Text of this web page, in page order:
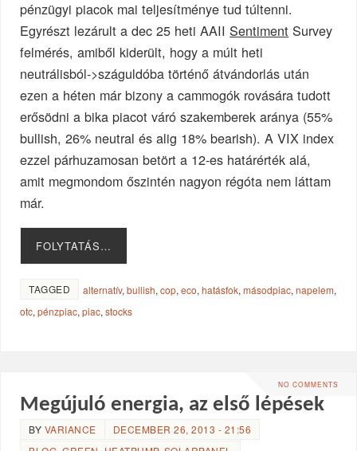
pénzügyi piacok mai teljesítménye tud túltenni.
Egyrészt lezárult a dec 25 heti AAIISentiment Survey
felmérés, amiből kiderült, hogy a múlt heti
neutrálisból->száguldóba történő átvándorlás után
ezen a héten már bizony a cammogók rovására tudott
erősödni a bika piacot váró szakemberek aránya (55%
bullish, 26% neutral és alig 18% bearish). A VIX index
ezzel párhuzamosan betört a 12-es határérték alá,
amit megmondom őszintén nagyon régóta nem láttam
már.
FOLYTATÁS…
TAGGED alternatív,bullish,cop,eco,hatásfok,másodpiac,napelem,
otc,pénzpiac,piac,stocks
NO COMMENTS
Megújuló energia, az első lépések
BY VARIANCE
DECEMBER 26, 2013 - 21:56